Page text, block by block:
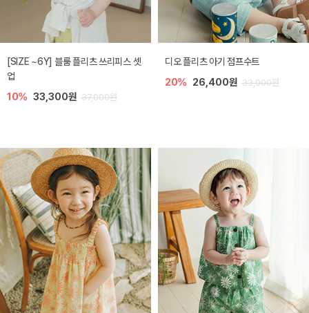
[SIZE ~6Y] 블룸 플리츠 쓰리피스 셋
업
10% 33,300원 37,000원
디오 플리츠 아기 점프수트
20% 26,400원 33,000원